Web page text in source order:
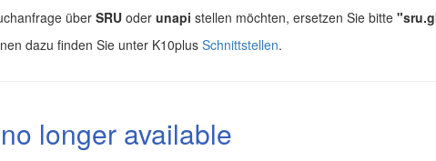
überSRU oder unapi stellen möchten, ersetzen Sie bitte
dazu finden Sie unter K10plus Schnittstellen.
longer available